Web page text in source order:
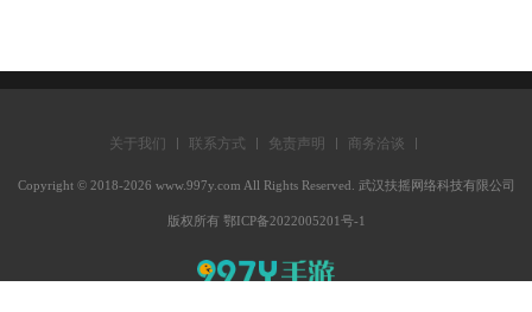
关于我们 联系方式 免责声明 商务洽谈
Copyright © 2018-2026 www.997y.com All Rights Reserved. 武汉扶摇网络科技有限公司
版权所有 鄂ICP备2022005201号-1